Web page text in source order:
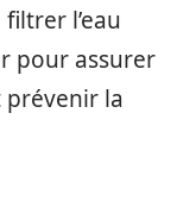
l’eau
pour assurer
prévenir la